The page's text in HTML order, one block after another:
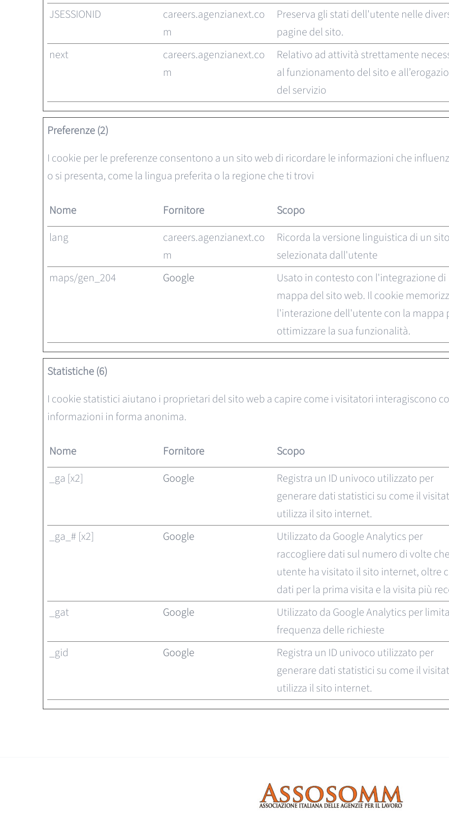
JSESSIONID
careers.agenzianext.co
m
Preserva gli stati dell'utente nelle
pagine del sito.
next
careers.agenzianext.co
m
Relativo ad attività strettamente
al funzionamento del sito e
del servizio
Preferenze (2)
I cookie per le preferenze consentono a un sito web di ricordare le informazioni che
o si presenta, come la lingua preferita o la regione che ti trovi
Nome Fornitore Scopo
lang
careers.agenzianext.co
m
Ricorda la versione linguistica di un
selezionata dall'utente
maps/gen_204
Google
Usato in contesto con l'integrazione di
mappa del sito web. Il cookie
l'interazione dell'utente con la mappa
ottimizzare la sua funzionalità.
Statistiche (6)
I cookie statistici aiutano i proprietari del sito web a capire come i visitatori interagiscono
informazioni in forma anonima.
Nome Fornitore Scopo
_ga [x2]
Google
Registra un ID univoco utilizzato per
generare dati statistici su come il
utilizza il sito internet.
_ga_# [x2] Google
Utilizzato da Google Analytics per
raccogliere dati sul numero di volte
utente ha visitato il sito internet, oltre
dati per la prima visita e la visita più
_gat Google
Utilizzato da Google Analytics per
frequenza delle richieste
_gid
Google
Registra un ID univoco utilizzato per
generare dati statistici su come il
utilizza il sito internet.